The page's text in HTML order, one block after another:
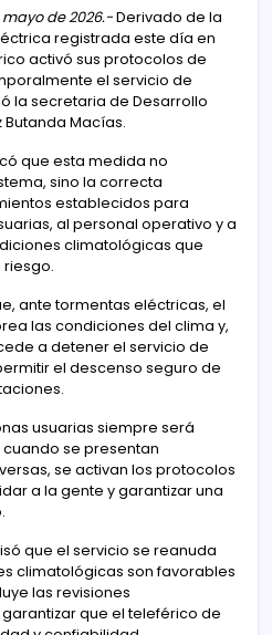
de 2026.-Derivado de la
registrada este día en
activó sus protocolos de
el servicio de
la secretaria de Desarrollo
Butanda Macías.
que esta medida no
sino la correcta
establecidos para
al personal operativo y a
climatológicas que
ante tormentas eléctricas, el
las condiciones del clima y,
a detener el servicio de
el descenso seguro de
usuarias siempre será
se presentan
se activan los protocolos
a la gente y garantizar una
que el servicio se reanuda
climatológicas son favorables
las revisiones
que el teleférico de